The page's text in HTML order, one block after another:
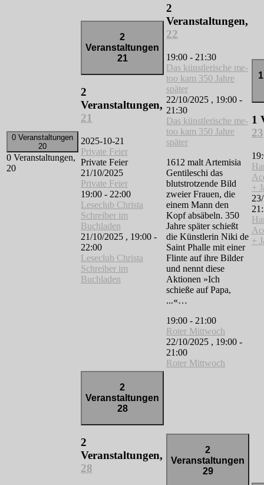
0 Veranstaltungen
20
0 Veranstaltungen,
20
2
Veranstaltungen
21
2
Veranstaltungen,
21
2025-10-21
Private Feier
Private Feier
21/10/2025
Private Feier
19:00 - 22:00
Leseclub Christa
Schreiber im
Buchladen
21/10/2025 , 19:00 -
22:00
Leseclub Christa
Schreiber im
Buchladen
2
Veranstaltungen,
22
19:00 - 21:30
Das künstlerische me-
too kam 350 Jahre
später
22/10/2025 , 19:00 -
21:30
Das künstlerische me-
too kam 350 Jahre
später
1612 malt Artemisia
Gentileschi das
blutstrotzende Bild
zweier Frauen, die
einem Mann den
Kopf absäbeln. 350
Jahre später schießt
die Künstlerin Niki de
Saint Phalle mit einer
Flinte auf ihre Bilder
und nennt diese
Aktionen »Ich
schieße auf Papa,
...«…
19:00 - 21:00
Roter Mittwoch
22/10/2025 , 19:00 -
21:00
Roter Mittwoch
1
23
+
+
2
Veranstaltungen
28
2
Veranstaltungen,
28
2
Veranstaltungen
29